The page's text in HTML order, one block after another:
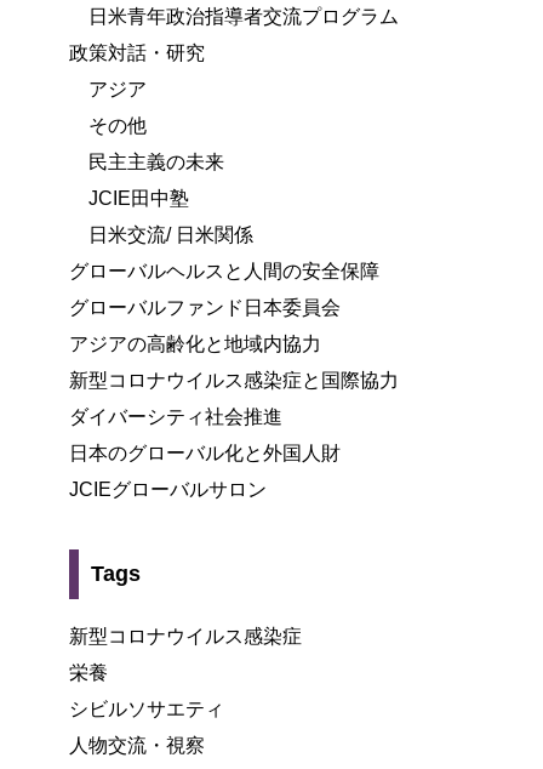
日米青年政治指導者交流プログラム
政策対話・研究
アジア
その他
民主主義の未来
JCIE田中塾
日米交流/ 日米関係
グローバルヘルスと人間の安全保障
グローバルファンド日本委員会
アジアの高齢化と地域内協力
新型コロナウイルス感染症と国際協力
ダイバーシティ社会推進
日本のグローバル化と外国人財
JCIEグローバルサロン
Tags
新型コロナウイルス感染症
栄養
シビルソサエティ
人物交流・視察